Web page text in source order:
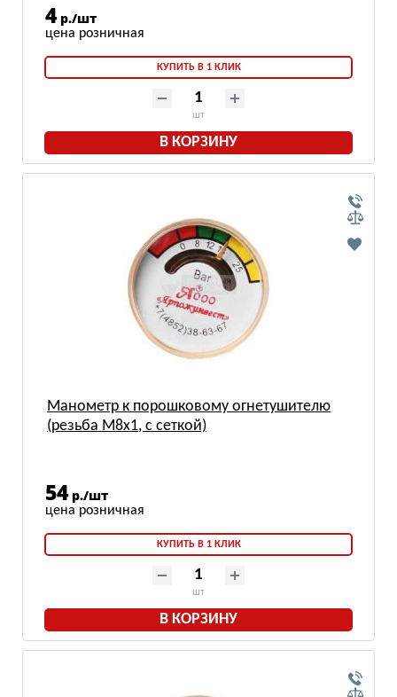
4 р./шт
КУПИТЬ В 1 КЛИК
шт
В КОРЗИНУ
Манометр к порошковому огнетушителю
(резьба М8х1, с сеткой)
54 р./шт
КУПИТЬ В 1 КЛИК
шт
В КОРЗИНУ